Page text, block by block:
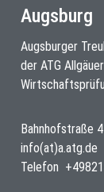
Augsburg
Augsburger
der ATG
Bahnhofstraße 4|
info(at)a.atg.de
Telefon